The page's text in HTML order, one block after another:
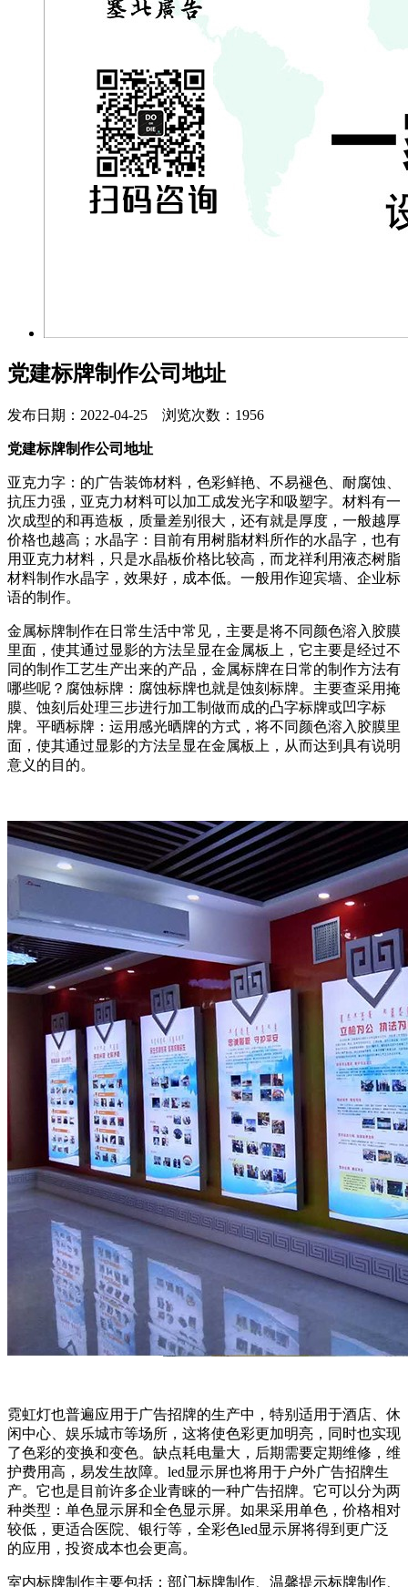
党建标牌制作公司地址
发布日期：2022-04-25 浏览次数：1956
党建标牌制作公司地址
亚克力字：的广告装饰材料，色彩鲜艳、不易褪色、耐腐蚀、
抗压力强，亚克力材料可以加工成发光字和吸塑字。材料有一
次成型的和再造板，质量差别很大，还有就是厚度，一般越厚
价格也越高；水晶字：目前有用树脂材料所作的水晶字，也有
用亚克力材料，只是水晶板价格比较高，而龙祥利用液态树脂
材料制作水晶字，效果好，成本低。一般用作迎宾墙、企业标
语的制作。
金属标牌制作在日常生活中常见，主要是将不同颜色溶入胶膜
里面，使其通过显影的方法呈显在金属板上，它主要是经过不
同的制作工艺生产出来的产品，金属标牌在日常的制作方法有
哪些呢？腐蚀标牌：腐蚀标牌也就是蚀刻标牌。主要查采用掩
膜、蚀刻后处理三步进行加工制做而成的凸字标牌或凹字标
牌。平晒标牌：运用感光晒牌的方式，将不同颜色溶入胶膜里
面，使其通过显影的方法呈显在金属板上，从而达到具有说明
意义的目的。
霓虹灯也普遍应用于广告招牌的生产中，特别适用于酒店、休
闲中心、娱乐城市等场所，这将使色彩更加明亮，同时也实现
了色彩的变换和变色。缺点耗电量大，后期需要定期维修，维
护费用高，易发生故障。led显示屏也将用于户外广告招牌生
产。它也是目前许多企业青睐的一种广告招牌。它可以分为两
种类型：单色显示屏和全色显示屏。如果采用单色，价格相对
较低，更适合医院、银行等，全彩色led显示屏将得到更广泛
的应用，投资成本也会更高。
室内标牌制作主要包括：部门标牌制作、温馨提示标牌制作、